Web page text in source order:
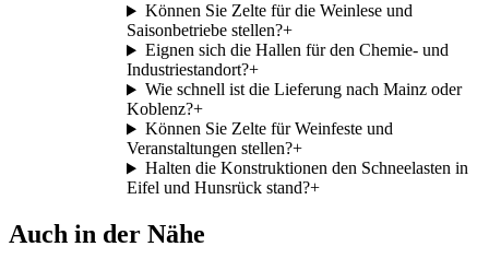
Können Sie Zelte für die Weinlese und
Saisonbetriebe stellen?+
Eignen sich die Hallen für den Chemie- und
Industriestandort?+
Wie schnell ist die Lieferung nach Mainz oder
Koblenz?+
Können Sie Zelte für Weinfeste und
Veranstaltungen stellen?+
Halten die Konstruktionen den Schneelasten in
Eifel und Hunsrück stand?+
Auch in der Nähe